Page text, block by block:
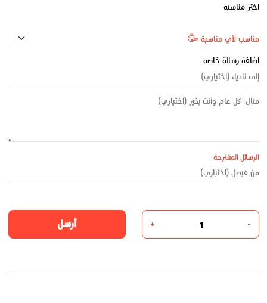
اختر مناسبه
اضافة رسالة خاصه
الرسائل المقترحة
-
+ أرسل